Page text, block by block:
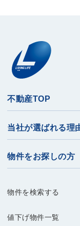
不動産TOP
当社が選ばれる理
物件をお探しの方
物件を検索する
値下げ物件一覧